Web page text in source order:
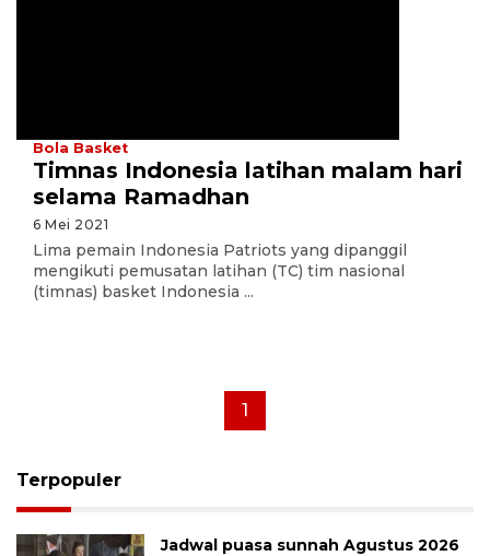
Bola Basket
Timnas Indonesia latihan malam hari
selama Ramadhan
6 Mei 2021
Lima pemain Indonesia Patriots yang dipanggil
mengikuti pemusatan latihan (TC) tim nasional
(timnas) basket Indonesia ...
1
Terpopuler
Jadwal puasa sunnah Agustus 2026